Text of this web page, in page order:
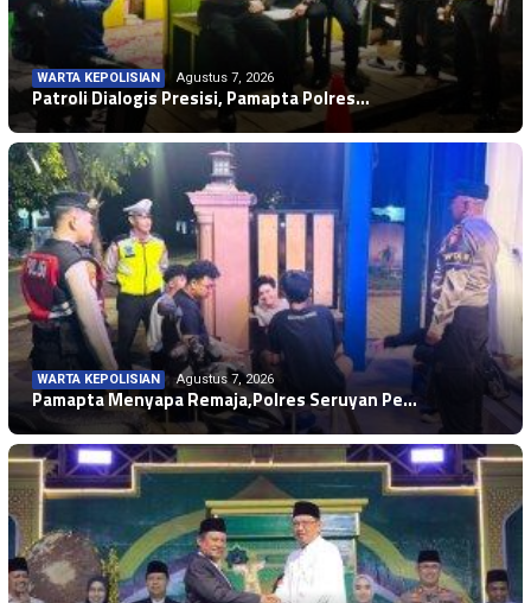
WARTA KEPOLISIAN Agustus 7, 2026
Patroli Dialogis Presisi, Pamapta Polres…
WARTA KEPOLISIAN Agustus 7, 2026
Pamapta Menyapa Remaja,Polres Seruyan Pe…